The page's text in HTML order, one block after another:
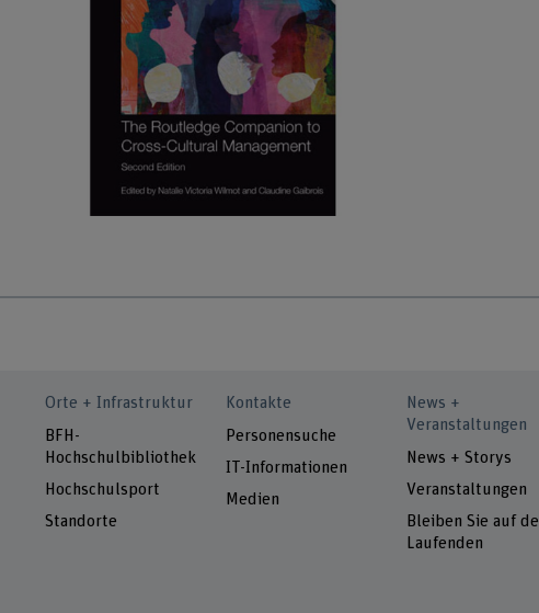
Orte + Infrastruktur
BFH-
Hochschulbibliothek
Hochschulsport
Standorte
Kontakte
Personensuche
IT-Informationen
Medien
News +
Veranstaltungen
News + Storys
Veranstaltungen
Bleiben Sie auf
Laufenden